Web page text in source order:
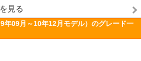
見る
年09月～10年12月モデル）のグレード一